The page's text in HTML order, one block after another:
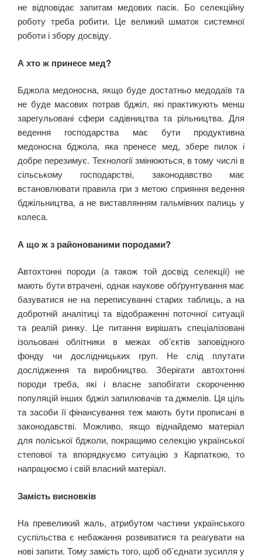
не відповідає запитам медових пасік. Бо селекційну
роботу треба робити. Це великий шматок системної
роботи і збору досвіду.
А хто ж принесе мед?
Бджола медоносна, якщо буде достатньо медодаїв та
не буде масових потрав бджіл, які практикують менш
зарегульовані сфери садівництва та рільництва. Для
ведення господарства має бути продуктивна
медоносна бджола, яка пренесе мед, збере пилок і
добре перезимує. Технології змінюються, в тому числі в
сільському господарстві, законодавство має
встановлювати правила гри з метою сприяння ведення
бджільництва, а не виставлянням гальмівних палиць у
колеса.
А що ж з районованими породами?
Автохтонні породи (а також той досвід селекції) не
мають бути втрачені, однак наукове обґрунтування має
базуватися не на переписуванні старих таблиць, а на
добротній аналітиці та відображенні поточної ситуації
та реалій ринку. Це питання вирішать спеціалізовані
ізольовані облітники в межах об’єктів заповідного
фонду чи дослідницьких груп. Не слід плутати
дослідження та виробництво. Зберігати автохтонні
породи треба, які і власне запобігати скороченню
популяцій інших бджіл запилювачів та джмелів. Ця ціль
та засоби її фінансування теж мають бути прописані в
законодавстві. Можливо, якщо віднайдемо матеріал
для поліської бджоли, покращимо селекцію української
степової та впорядкуємо ситуацію з Карпаткою, то
напрацюємо і свій власний матеріал.
Замість висновків
На превеликий жаль, атрибутом частини українського
суспільства є небажання розвиватися та реагувати на
нові запити. Тому замість того, щоб об’єднати зусилля у